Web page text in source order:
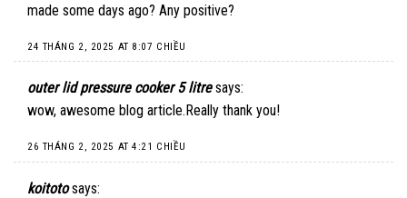
made some days ago? Any positive?
24 THÁNG 2, 2025 AT 8:07 CHIỀU
outer lid pressure cooker 5 litre says:
wow, awesome blog article.Really thank you!
26 THÁNG 2, 2025 AT 4:21 CHIỀU
koitoto says: